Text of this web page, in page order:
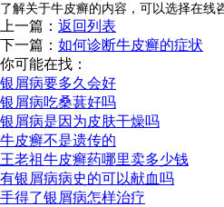
了解关于牛皮癣的内容，可以选择在线
上一篇： 返回列表
下一篇： 如何诊断牛皮癣的症状
你可能在找：
银屑病要多久会好
银屑病吃桑葚好吗
银屑病是因为皮肤干燥吗
牛皮癣不是遗传的
王老祖牛皮癣药哪里卖多少钱
有银屑病病史的可以献血吗
手得了银屑病怎样治疗